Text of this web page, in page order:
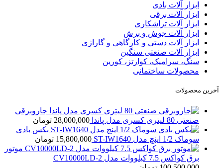
ابزار آلات بادی
ابزار آلات برقی
ابزار آلات تراشکاری
ابزار آلات جوش و برش
ابزار آلات دستی و کارگاهی و گاراژی
ابزار آلات صنعتی سنگین
سنگ، سرامیک، کوارتز، کورین
محصولات ساختمانی
آخرین محصولات
جاروبرقی
صنعتی 80 لیتری کسری مدل پاندا
28,000,000 تومان
بکس بادی
سوماک 1/2 اینچ مدل ST-IW1640
15,800,000 تومان
موتور
برق کواکس 7.5 کیلووات مدل CV10000LD-2